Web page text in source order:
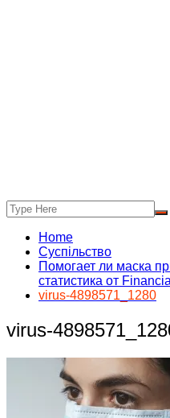
Home
Суспільство
Помогает ли маска
статистика от
virus-4898571_1280
virus-